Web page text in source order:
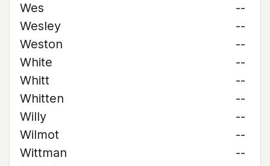
Wes
--
Wesley
--
Weston
--
White
--
Whitt
--
Whitten
--
Willy
--
Wilmot
--
Wittman
--